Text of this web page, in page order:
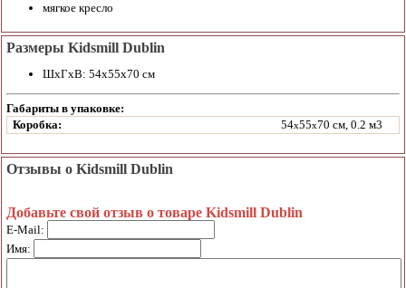
мягкое кресло
Размеры Kidsmill Dublin
ШхГхВ: 54х55х70 см
Габариты в упаковке:
Коробка:
54x55x70 см, 0.2 м3
Отзывы о Kidsmill Dublin
Добавьте свой отзыв о товаре Kidsmill Dublin
E-Mail:
Имя: